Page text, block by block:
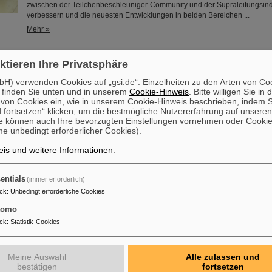
zwischen der Teilchenbeschleuniger-Community und der
verbessern und die neuesten Entwicklungen in beiden Bereichen ...
Mehr »
Forschungsgebäude: Architektenpreis für Neubau am
gekrönt worden: Das Büro „Osterwold°Schmidt EXP!ANDER Architekten“
den im vergangenen Winter eröffneten Neubau mit dem „best architects
ausgezeichnet worden. Der „best architects award“ zählt zu den
Architekturauszeichnungen europaweit und gilt als Gütesiegel für
architektonische Leistung.
neuartige Atomuhr: Röntgenlaser weist Weg zu besserer
Generation von Atomuhren gelungen. Am europäischen Röntgenlaser
die Forschenden auf Basis des Elements Scandium einen wesentlich
erzeugt, der eine Genauigkeit von einer Sekunde in 300 Milliarden
rund tausendmal präziser als die Standard-Atomuhr auf Cäsium-Basis.
Mehr »
Ihre Privatsphäre
verwenden Cookies auf „gsi.de“. Einzelheiten zu den Arten von
Sie unten und in unserem Cookie-Hinweis . Bitte willigen Sie in
Cookies ein, wie in unserem Cookie-Hinweis beschrieben, indem
fortsetzen“ klicken, um die bestmögliche Nutzererfahrung auf
können auch Ihre bevorzugten Einstellungen vornehmen oder
unbedingt erforderlicher Cookies).
und weitere Informationen
(immer erforderlich)
: Unbedingt erforderliche Cookies
: Statistik-Cookies
Meine Auswahl
bestätigen
Alle zulassen und
fortsetzen